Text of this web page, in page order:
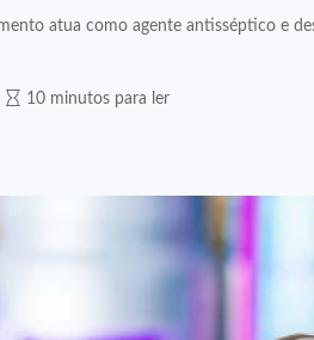
atua como agente antisséptico e
10 minutos para ler